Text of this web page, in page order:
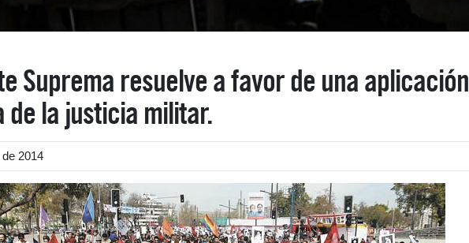
Suprema resuelve a favor de una aplicación
la justicia militar.
2014